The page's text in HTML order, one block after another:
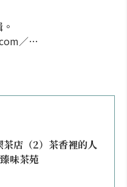
／
茶店（2）茶香裡的人
味茶苑